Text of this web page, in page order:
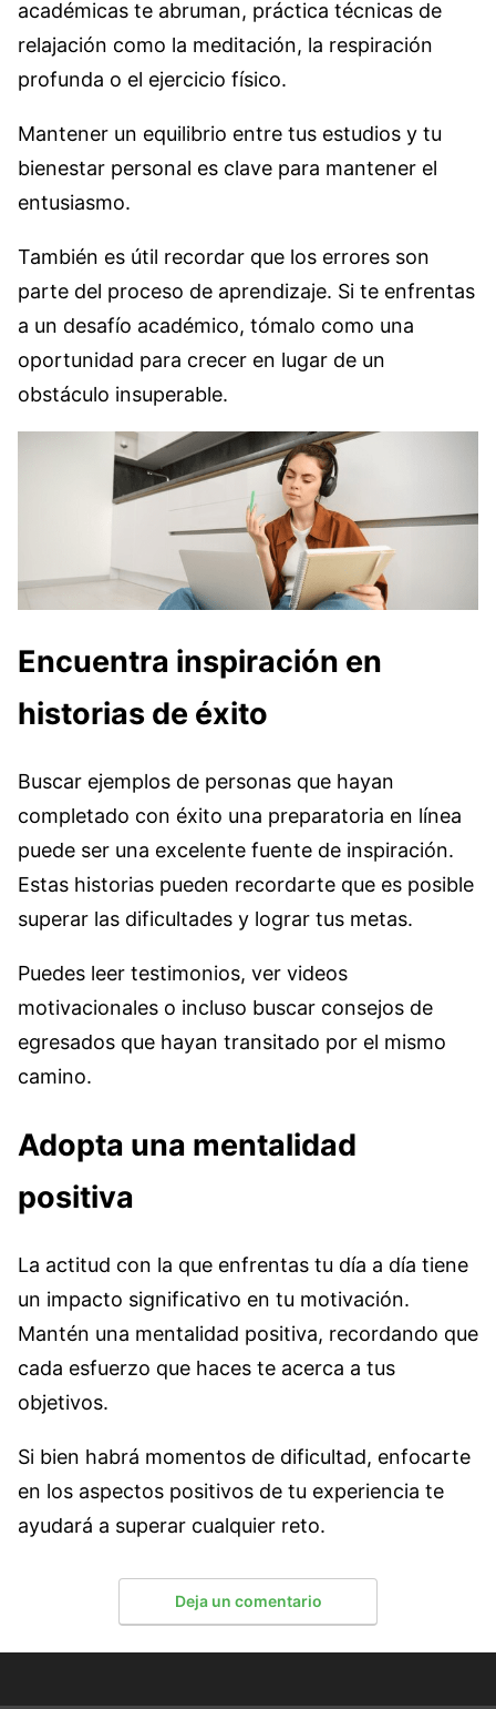
académicas te abruman, práctica técnicas de
relajación como la meditación, la respiración
profunda o el ejercicio físico.
Mantener un equilibrio entre tus estudios y tu
bienestar personal es clave para mantener el
entusiasmo.
También es útil recordar que los errores son
parte del proceso de aprendizaje. Si te enfrentas
a un desafío académico, tómalo como una
oportunidad para crecer en lugar de un
obstáculo insuperable.
Encuentra inspiración en
historias de éxito
Buscar ejemplos de personas que hayan
completado con éxito una preparatoria en línea
puede ser una excelente fuente de inspiración.
Estas historias pueden recordarte que es posible
superar las dificultades y lograr tus metas.
Puedes leer testimonios, ver videos
motivacionales o incluso buscar consejos de
egresados que hayan transitado por el mismo
camino.
Adopta una mentalidad
positiva
La actitud con la que enfrentas tu día a día tiene
un impacto significativo en tu motivación.
Mantén una mentalidad positiva, recordando que
cada esfuerzo que haces te acerca a tus
objetivos.
Si bien habrá momentos de dificultad, enfocarte
en los aspectos positivos de tu experiencia te
ayudará a superar cualquier reto.
Deja un comentario